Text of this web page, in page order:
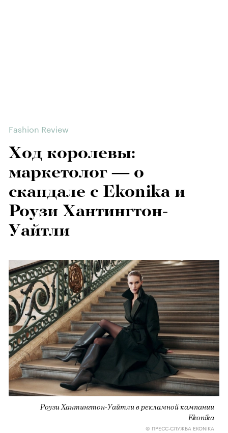
Fashion Review
Ход королевы:
маркетолог — о
скандале с Ekonika и
Роузи Хантингтон-
Уайтли
Роузи Хантингтон-Уайтли в рекламной кампании
Ekonika
© ПРЕСС-СЛУЖБА EKONIKA